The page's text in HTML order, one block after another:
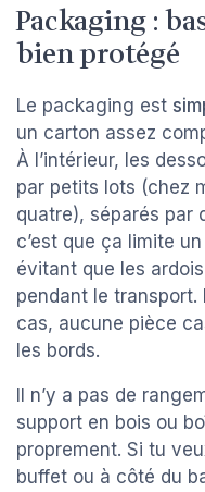
Packaging :
bien protégé
Le packaging est
un carton assez
À l’intérieur, les
par petits lots (chez
quatre), séparés par
c’est que ça limite
évitant que les
pendant le transport.
cas, aucune pièce
les bords.
Il n’y a pas de
support en bois ou
proprement. Si tu
buffet ou à côté du